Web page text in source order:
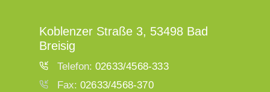
Koblenzer Straße 3, 53498 Bad
Breisig
Telefon: 02633/4568-333
Fax: 02633/4568-370